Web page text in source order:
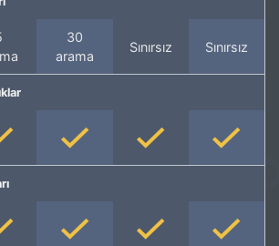
30
arama
Sınırsız Sınırsız